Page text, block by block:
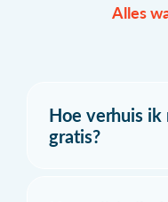
Alles
Hoe verhuis
gratis?